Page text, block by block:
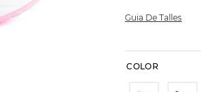
Guia De Talles
COLOR